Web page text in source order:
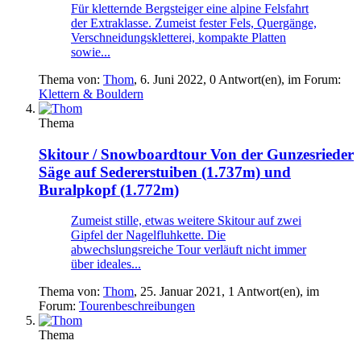
Für kletternde Bergsteiger eine alpine Felsfahrt
der Extraklasse. Zumeist fester Fels, Quergänge,
Verschneidungskletterei, kompakte Platten
sowie...
Thema von: Thom, 6. Juni 2022, 0 Antwort(en), im Forum:
Klettern & Bouldern
Thema
Skitour / Snowboardtour Von der Gunzesrieder
Säge auf Sedererstuiben (1.737m) und
Buralpkopf (1.772m)
Zumeist stille, etwas weitere Skitour auf zwei
Gipfel der Nagelfluhkette. Die
abwechslungsreiche Tour verläuft nicht immer
über ideales...
Thema von: Thom, 25. Januar 2021 , 1 Antwort(en), im
Forum: Tourenbeschreibungen
Thema